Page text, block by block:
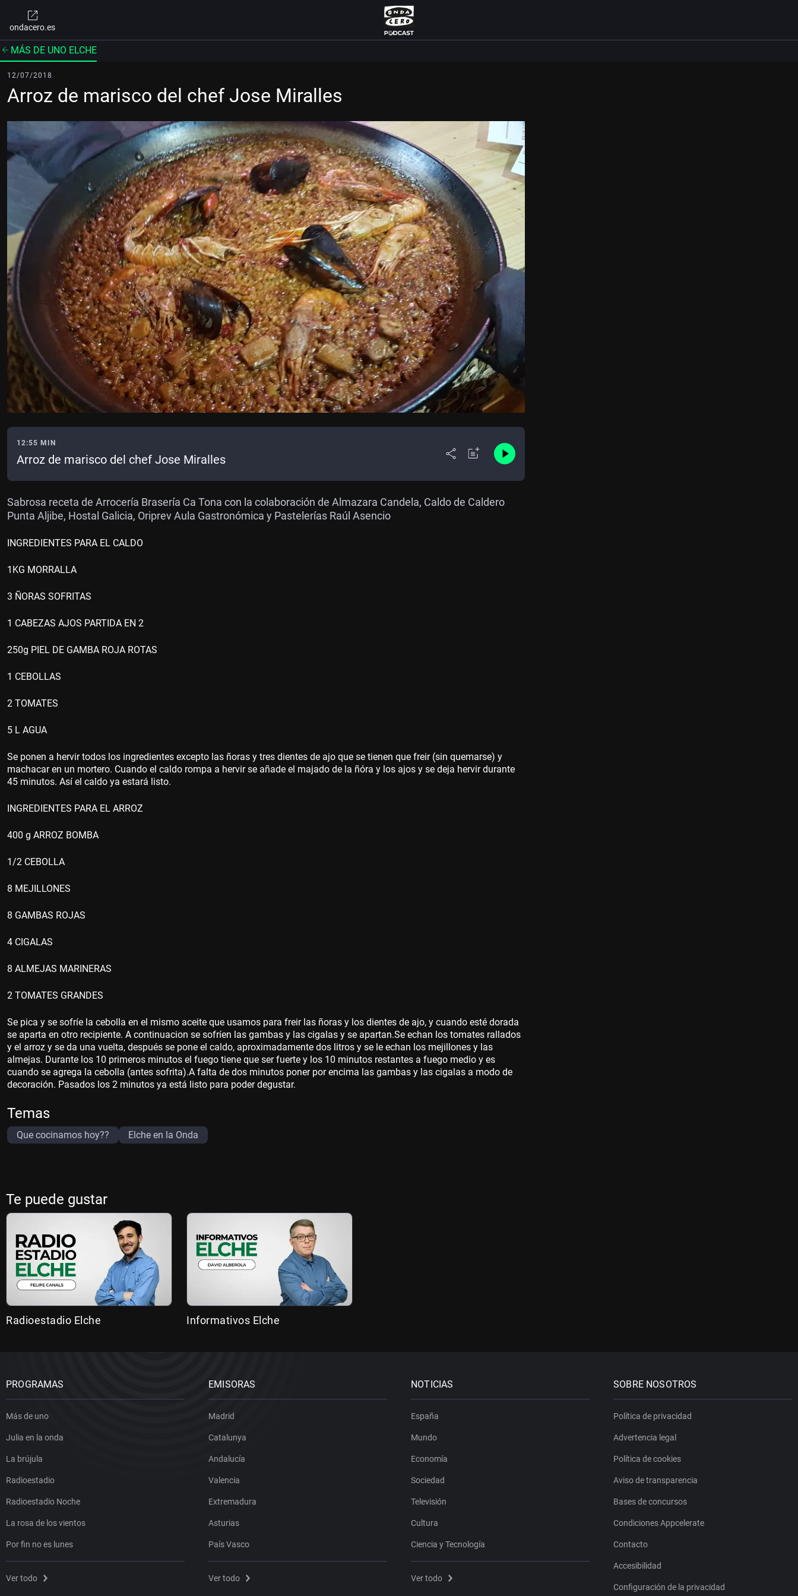
ondacero.es
MÁS DE UNO ELCHE
12/07/2018
Arroz de marisco del chef Jose Miralles
12:55 MIN
Arroz de marisco del chef Jose Miralles
Sabrosa receta de Arrocería Brasería Ca Tona con la colaboración de Almazara Candela, Caldo de Caldero
Punta Aljibe, Hostal Galicia, Oriprev Aula Gastronómica y Pastelerías Raúl Asencio
INGREDIENTES PARA EL CALDO
1KG MORRALLA
3 ÑORAS SOFRITAS
1 CABEZAS AJOS PARTIDA EN 2
250g PIEL DE GAMBA ROJA ROTAS
1 CEBOLLAS
2 TOMATES
5 L AGUA
Se ponen a hervir todos los ingredientes excepto las ñoras y tres dientes de ajo que se tienen que freir (sin quemarse) y
machacar en un mortero. Cuando el caldo rompa a hervir se añade el majado de la ñóra y los ajos y se deja hervir durante
45 minutos. Así el caldo ya estará listo.
INGREDIENTES PARA EL ARROZ
400 g ARROZ BOMBA
1/2 CEBOLLA
8 MEJILLONES
8 GAMBAS ROJAS
4 CIGALAS
8 ALMEJAS MARINERAS
2 TOMATES GRANDES
Se pica y se sofríe la cebolla en el mismo aceite que usamos para freir las ñoras y los dientes de ajo, y cuando esté dorada
se aparta en otro recipiente. A continuacion se sofríen las gambas y las cigalas y se apartan.Se echan los tomates rallados
y el arroz y se da una vuelta, después se pone el caldo, aproximadamente dos litros y se le echan los mejillones y las
almejas. Durante los 10 primeros minutos el fuego tiene que ser fuerte y los 10 minutos restantes a fuego medio y es
cuando se agrega la cebolla (antes sofrita).A falta de dos minutos poner por encima las gambas y las cigalas a modo de
decoración. Pasados los 2 minutos ya está listo para poder degustar.
Temas
Que cocinamos hoy?? Elche en la Onda
Te puede gustar
Radioestadio Elche Informativos Elche
PROGRAMAS
Más de uno
Julia en la onda
La brújula
Radioestadio
Radioestadio Noche
La rosa de los vientos
Por fin no es lunes
Ver todo
EMISORAS
Madrid
Catalunya
Andalucía
Valencia
Extremadura
Asturias
País Vasco
Ver todo
NOTICIAS
España
Mundo
Economía
Sociedad
Televisión
Cultura
Ciencia y Tecnología
Ver todo
SOBRE NOSOTROS
Política de privacidad
Advertencia legal
Política de cookies
Aviso de transparencia
Bases de concursos
Condiciones Appcelerate
Contacto
Accesibilidad
Configuración de la privacidad